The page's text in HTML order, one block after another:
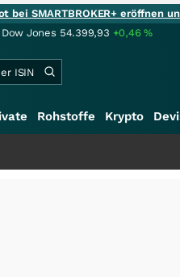
bei SMARTBROKER+ eröffnen
Dow Jones 54.399,93 +0,46%
Rohstoffe Krypto